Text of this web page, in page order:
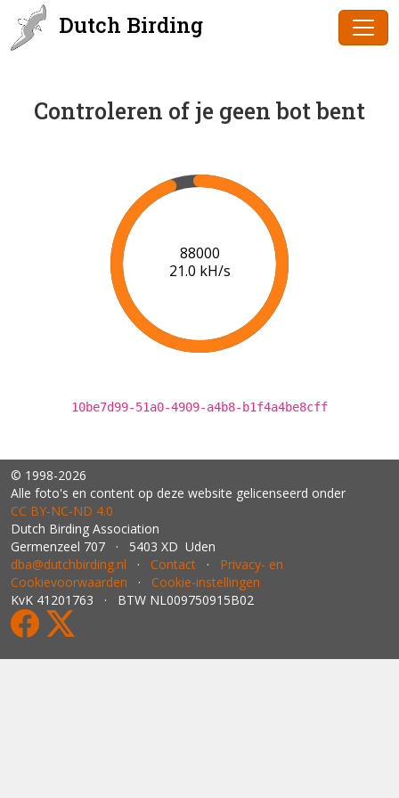
Dutch Birding
Controleren of je geen bot bent
90000
21.0 kH/s
10be7d99-51a0-4909-a4b8-b1f4a4be8cff
© 1998-2026
Alle foto's en content op deze website gelicenseerd onder
CC BY‑NC‑ND 4.0
Dutch Birding Association
Germenzeel 707 · 5403 XD Uden
dba@dutchbirding.nl · Contact · Privacy- en
Cookievoorwaarden · Cookie-instellingen
KvK 41201763 · BTW NL009750915B02